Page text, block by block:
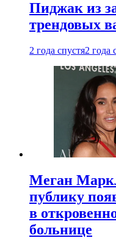
Пиджак из
трендовых
2 года спустя2 года
Меган
публику
в
больнице